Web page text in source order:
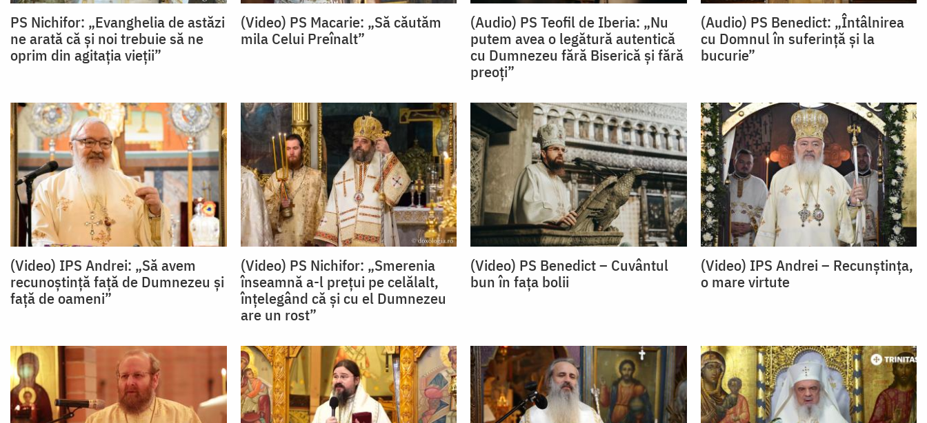
PS Nichifor: „Evanghelia de astăzi
ne arată că și noi trebuie să ne
oprim din agitația vieții”
(Video) PS Macarie: „Să căutăm
mila Celui Preînalt”
(Audio) PS Teofil de Iberia: „Nu
putem avea o legătură autentică
cu Dumnezeu fără Biserică și fără
preoți”
(Audio) PS Benedict: „Întâlnirea
cu Domnul în suferință și la
bucurie”
(Video) IPS Andrei: „Să avem
recunoștință față de Dumnezeu și
față de oameni”
(Video) PS Nichifor: „Smerenia
înseamnă a-l prețui pe celălalt,
înțelegând că și cu el Dumnezeu
are un rost”
(Video) PS Benedict – Cuvântul
bun în fața bolii
(Video) IPS Andrei – Recunștința,
o mare virtute